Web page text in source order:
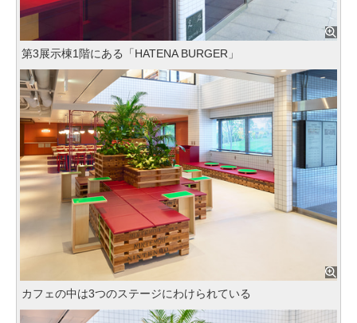
第3展示棟1階にある「HATENA BURGER」
カフェの中は3つのステージにわけられている